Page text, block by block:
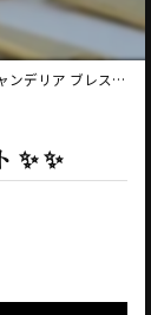
リア ブレスレット ✨ ✨
✨ ✨